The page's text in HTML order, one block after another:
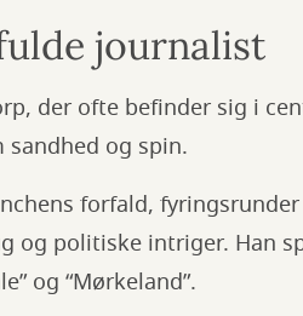
journalist
der ofte befinder sig i
og spin.
forfald,
politiske intriger. Han
og “Mørkeland”.